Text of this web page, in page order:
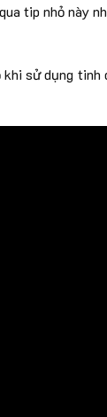
tip nhỏ này
sử dụng